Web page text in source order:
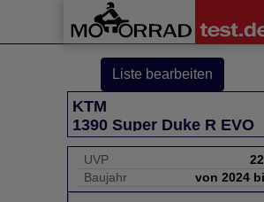
Liste bearbeiten
KTM
1390 Super Duke R EVO
UVP
Baujahr
von 2024